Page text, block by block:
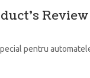
Review
pentru